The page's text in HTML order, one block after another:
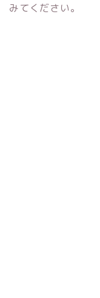
みてください。